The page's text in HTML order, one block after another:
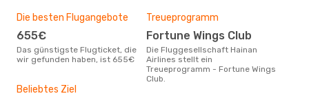
Die besten Flugangebote
655€
Das günstigste Flugticket, die
wir gefunden haben, ist 655€
Treueprogramm
Fortune Wings Club
Die Fluggesellschaft Hainan
Airlines stellt ein
Treueprogramm - Fortune Wings
Club.
Beliebtes Ziel